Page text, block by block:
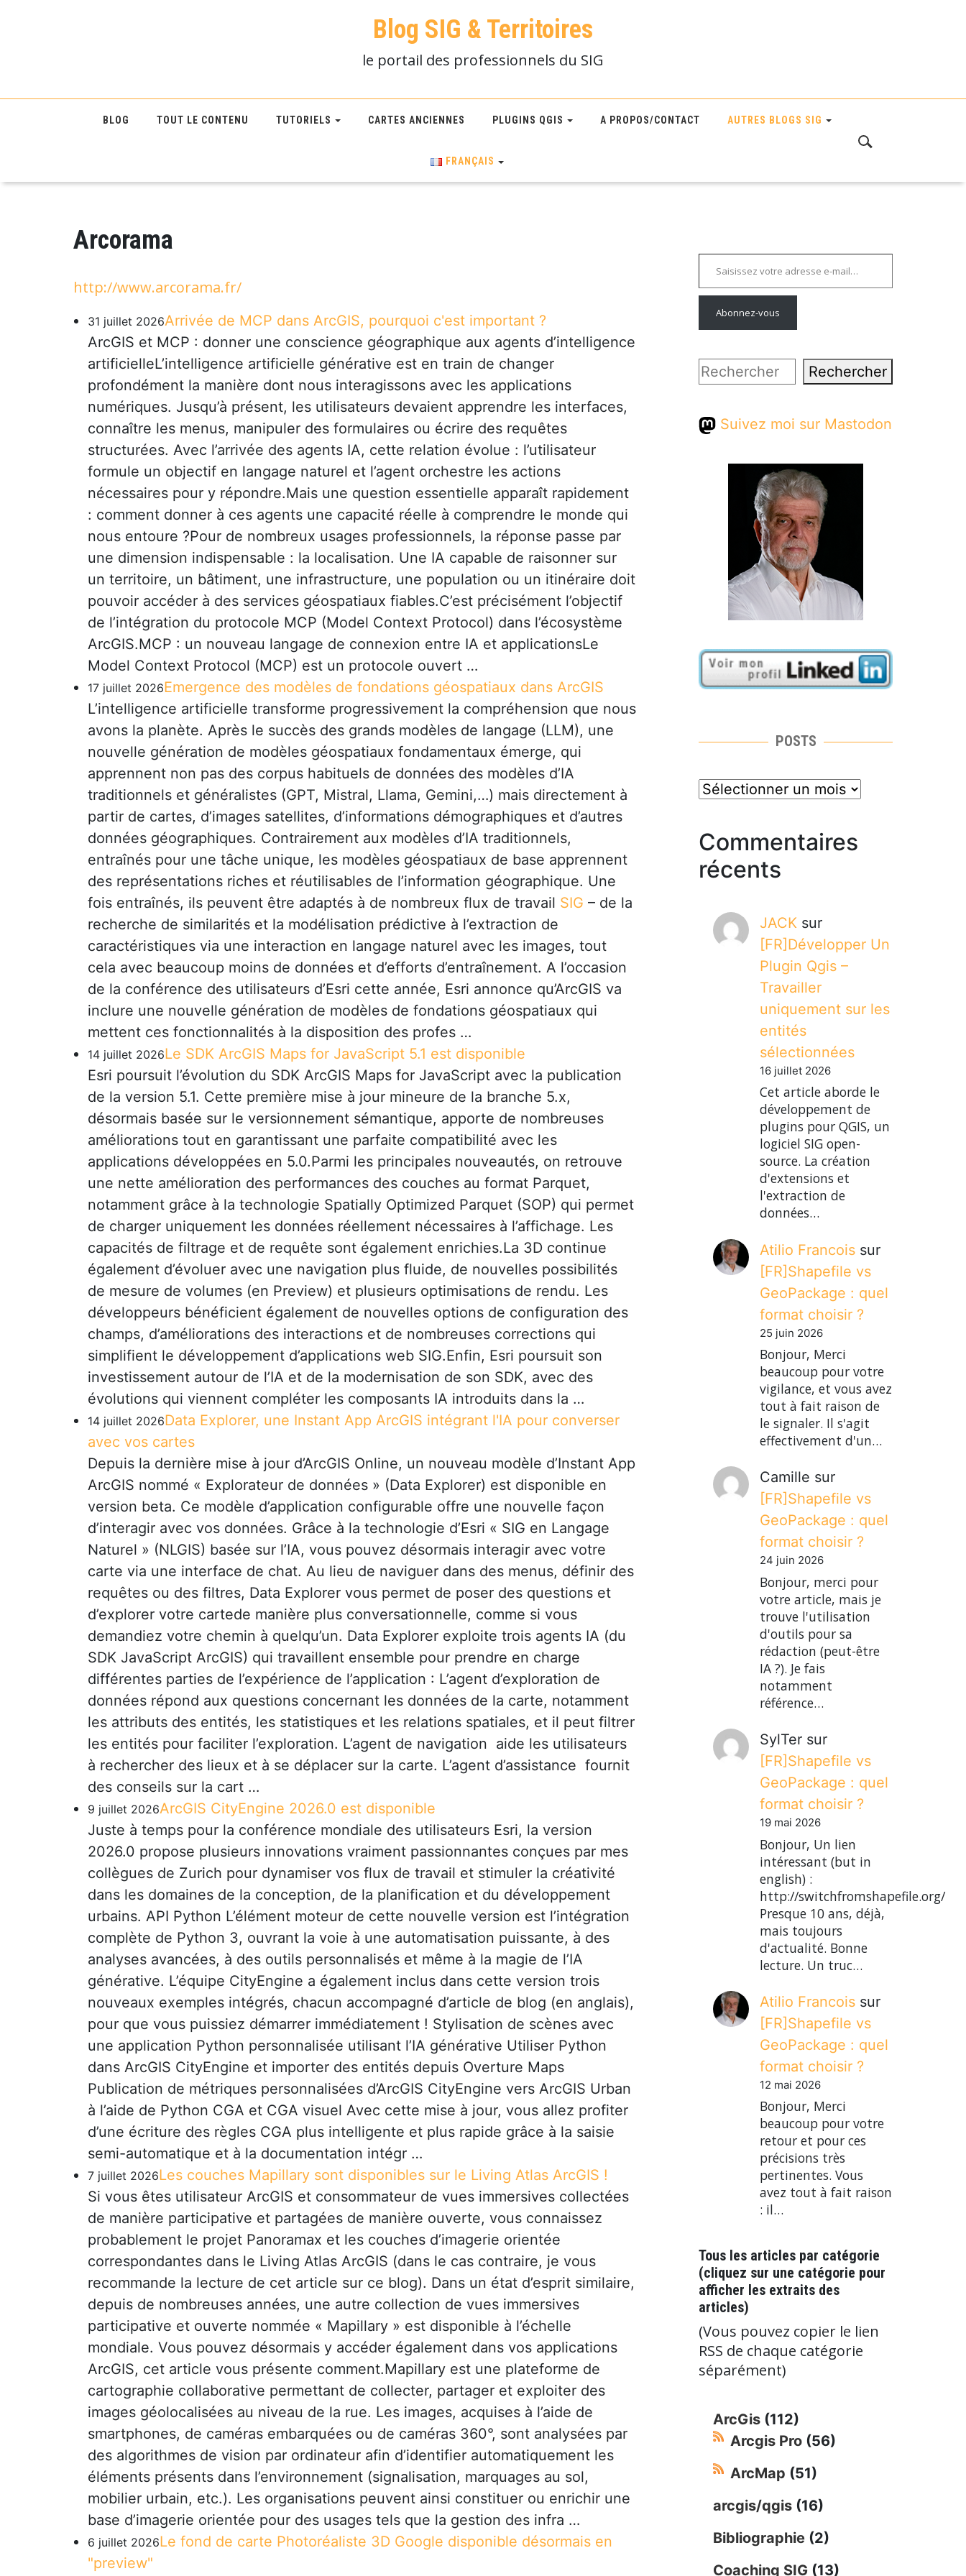
Blog SIG & Territoires
le portail des professionnels du SIG
BLOG TOUT LE CONTENU TUTORIELS CARTES ANCIENNES PLUGINS QGIS A PROPOS/CONTACT AUTRES BLOGS SIG
FRANÇAIS
Arcorama
http://www.arcorama.fr/
31 juillet 2026Arrivée de MCP dans ArcGIS, pourquoi c'est important ?
ArcGIS et MCP : donner une conscience géographique aux agents d’intelligence
artificielleL’intelligence artificielle générative est en train de changer
profondément la manière dont nous interagissons avec les applications
numériques. Jusqu’à présent, les utilisateurs devaient apprendre les interfaces,
connaître les menus, manipuler des formulaires ou écrire des requêtes
structurées. Avec l’arrivée des agents IA, cette relation évolue : l’utilisateur
formule un objectif en langage naturel et l’agent orchestre les actions
nécessaires pour y répondre.Mais une question essentielle apparaît rapidement
: comment donner à ces agents une capacité réelle à comprendre le monde qui
nous entoure ?Pour de nombreux usages professionnels, la réponse passe par
une dimension indispensable : la localisation. Une IA capable de raisonner sur
un territoire, un bâtiment, une infrastructure, une population ou un itinéraire doit
pouvoir accéder à des services géospatiaux fiables.C’est précisément l’objectif
de l’intégration du protocole MCP (Model Context Protocol) dans l’écosystème
ArcGIS.MCP : un nouveau langage de connexion entre IA et applicationsLe
Model Context Protocol (MCP) est un protocole ouvert …
17 juillet 2026Emergence des modèles de fondations géospatiaux dans ArcGIS
L’intelligence artificielle transforme progressivement la compréhension que nous
avons la planète. Après le succès des grands modèles de langage (LLM), une
nouvelle génération de modèles géospatiaux fondamentaux émerge, qui
apprennent non pas des corpus habituels de données des modèles d’IA
traditionnels et généralistes (GPT, Mistral, Llama, Gemini,…) mais directement à
partir de cartes, d’images satellites, d’informations démographiques et d’autres
données géographiques. Contrairement aux modèles d’IA traditionnels,
entraînés pour une tâche unique, les modèles géospatiaux de base apprennent
des représentations riches et réutilisables de l’information géographique. Une
fois entraînés, ils peuvent être adaptés à de nombreux flux de travail SIG – de la
recherche de similarités et la modélisation prédictive à l’extraction de
caractéristiques via une interaction en langage naturel avec les images, tout
cela avec beaucoup moins de données et d’efforts d’entraînement. A l’occasion
de la conférence des utilisateurs d’Esri cette année, Esri annonce qu’ArcGIS va
inclure une nouvelle génération de modèles de fondations géospatiaux qui
mettent ces fonctionnalités à la disposition des profes …
14 juillet 2026Le SDK ArcGIS Maps for JavaScript 5.1 est disponible
Esri poursuit l’évolution du SDK ArcGIS Maps for JavaScript avec la publication
de la version 5.1. Cette première mise à jour mineure de la branche 5.x,
désormais basée sur le versionnement sémantique, apporte de nombreuses
améliorations tout en garantissant une parfaite compatibilité avec les
applications développées en 5.0.Parmi les principales nouveautés, on retrouve
une nette amélioration des performances des couches au format Parquet,
notamment grâce à la technologie Spatially Optimized Parquet (SOP) qui permet
de charger uniquement les données réellement nécessaires à l’affichage. Les
capacités de filtrage et de requête sont également enrichies.La 3D continue
également d’évoluer avec une navigation plus fluide, de nouvelles possibilités
de mesure de volumes (en Preview) et plusieurs optimisations de rendu. Les
développeurs bénéficient également de nouvelles options de configuration des
champs, d’améliorations des interactions et de nombreuses corrections qui
simplifient le développement d’applications web SIG.Enfin, Esri poursuit son
investissement autour de l’IA et de la modernisation de son SDK, avec des
évolutions qui viennent compléter les composants IA introduits dans la …
14 juillet 2026Data Explorer, une Instant App ArcGIS intégrant l'IA pour converser
avec vos cartes
Depuis la dernière mise à jour d’ArcGIS Online, un nouveau modèle d’Instant App
ArcGIS nommé « Explorateur de données » (Data Explorer) est disponible en
version beta. Ce modèle d’application configurable offre une nouvelle façon
d’interagir avec vos données. Grâce à la technologie d’Esri « SIG en Langage
Naturel » (NLGIS) basée sur l’IA, vous pouvez désormais interagir avec votre
carte via une interface de chat. Au lieu de naviguer dans des menus, définir des
requêtes ou des filtres, Data Explorer vous permet de poser des questions et
d’explorer votre cartede manière plus conversationnelle, comme si vous
demandiez votre chemin à quelqu’un. Data Explorer exploite trois agents IA (du
SDK JavaScript ArcGIS) qui travaillent ensemble pour prendre en charge
différentes parties de l’expérience de l’application : L’agent d’exploration de
données répond aux questions concernant les données de la carte, notamment
les attributs des entités, les statistiques et les relations spatiales, et il peut filtrer
les entités pour faciliter l’exploration. L’agent de navigation aide les utilisateurs
à rechercher des lieux et à se déplacer sur la carte. L’agent d’assistance fournit
des conseils sur la cart …
9 juillet 2026ArcGIS CityEngine 2026.0 est disponible
Juste à temps pour la conférence mondiale des utilisateurs Esri, la version
2026.0 propose plusieurs innovations vraiment passionnantes conçues par mes
collègues de Zurich pour dynamiser vos flux de travail et stimuler la créativité
dans les domaines de la conception, de la planification et du développement
urbains. API Python L’élément moteur de cette nouvelle version est l’intégration
complète de Python 3, ouvrant la voie à une automatisation puissante, à des
analyses avancées, à des outils personnalisés et même à la magie de l’IA
générative. L’équipe CityEngine a également inclus dans cette version trois
nouveaux exemples intégrés, chacun accompagné d’article de blog (en anglais),
pour que vous puissiez démarrer immédiatement ! Stylisation de scènes avec
une application Python personnalisée utilisant l’IA générative Utiliser Python
dans ArcGIS CityEngine et importer des entités depuis Overture Maps
Publication de métriques personnalisées d’ArcGIS CityEngine vers ArcGIS Urban
à l’aide de Python CGA et CGA visuel Avec cette mise à jour, vous allez profiter
d’une écriture des règles CGA plus intelligente et plus rapide grâce à la saisie
semi-automatique et à la documentation intégr …
7 juillet 2026Les couches Mapillary sont disponibles sur le Living Atlas ArcGIS !
Si vous êtes utilisateur ArcGIS et consommateur de vues immersives collectées
de manière participative et partagées de manière ouverte, vous connaissez
probablement le projet Panoramax et les couches d’imagerie orientée
correspondantes dans le Living Atlas ArcGIS (dans le cas contraire, je vous
recommande la lecture de cet article sur ce blog). Dans un état d’esprit similaire,
depuis de nombreuses années, une autre collection de vues immersives
participative et ouverte nommée « Mapillary » est disponible à l’échelle
mondiale. Vous pouvez désormais y accéder également dans vos applications
ArcGIS, cet article vous présente comment.Mapillary est une plateforme de
cartographie collaborative permettant de collecter, partager et exploiter des
images géolocalisées au niveau de la rue. Les images, acquises à l’aide de
smartphones, de caméras embarquées ou de caméras 360°, sont analysées par
des algorithmes de vision par ordinateur afin d’identifier automatiquement les
éléments présents dans l’environnement (signalisation, marquages au sol,
mobilier urbain, etc.). Les organisations peuvent ainsi constituer ou enrichir une
base d’imagerie orientée pour des usages tels que la gestion des infra …
6 juillet 2026Le fond de carte Photoréaliste 3D Google disponible désormais en
"preview"
Saisissez votre adresse e-mail…
Abonnez-vous
Rechercher Rechercher
Suivez moi sur Mastodon
POSTS
posts
Commentaires
récents
JACK sur
[FR]Développer Un
Plugin Qgis –
Travailler
uniquement sur les
entités
sélectionnées
16 juillet 2026
Cet article aborde le
développement de
plugins pour QGIS, un
logiciel SIG open-
source. La création
d'extensions et
l'extraction de
données…
Atilio Francois sur
[FR]Shapefile vs
GeoPackage : quel
format choisir ?
25 juin 2026
Bonjour, Merci
beaucoup pour votre
vigilance, et vous avez
tout à fait raison de
le signaler. Il s'agit
effectivement d'un…
Camille sur
[FR]Shapefile vs
GeoPackage : quel
format choisir ?
24 juin 2026
Bonjour, merci pour
votre article, mais je
trouve l'utilisation
d'outils pour sa
rédaction (peut-être
IA ?). Je fais
notamment
référence…
SylTer sur
[FR]Shapefile vs
GeoPackage : quel
format choisir ?
19 mai 2026
Bonjour, Un lien
intéressant (but in
english) :
http://switchfromshapefile.org/
Presque 10 ans, déjà,
mais toujours
d'actualité. Bonne
lecture. Un truc…
Atilio Francois sur
[FR]Shapefile vs
GeoPackage : quel
format choisir ?
12 mai 2026
Bonjour, Merci
beaucoup pour votre
retour et pour ces
précisions très
pertinentes. Vous
avez tout à fait raison
: il…
Tous les articles par catégorie
(cliquez sur une catégorie pour
afficher les extraits des
articles)
(Vous pouvez copier le lien
RSS de chaque catégorie
séparément)
ArcGis (112)
Arcgis Pro (56)
ArcMap (51)
arcgis/qgis (16)
Bibliographie (2)
Coaching SIG (13)